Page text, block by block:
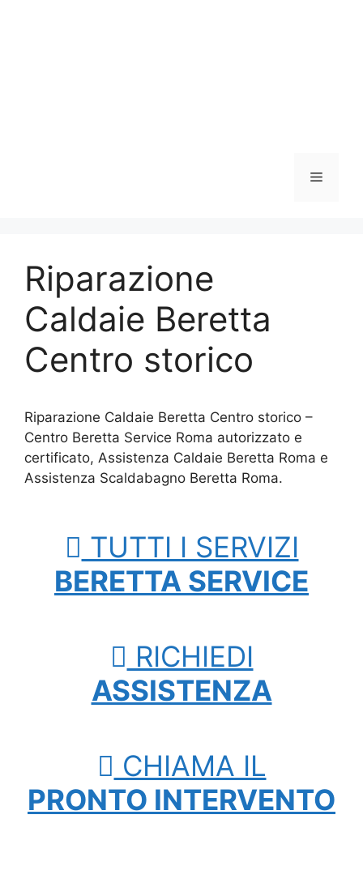
Menu
Riparazione
Caldaie Beretta
Centro storico
Riparazione Caldaie Beretta Centro storico –
Centro Beretta Service Roma autorizzato e
certificato, Assistenza Caldaie Beretta Roma e
Assistenza Scaldabagno Beretta Roma.
TUTTI I SERVIZI
BERETTA SERVICE
RICHIEDI
ASSISTENZA
CHIAMA IL
PRONTO INTERVENTO